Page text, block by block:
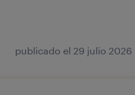
publicado el 29 julio 2026